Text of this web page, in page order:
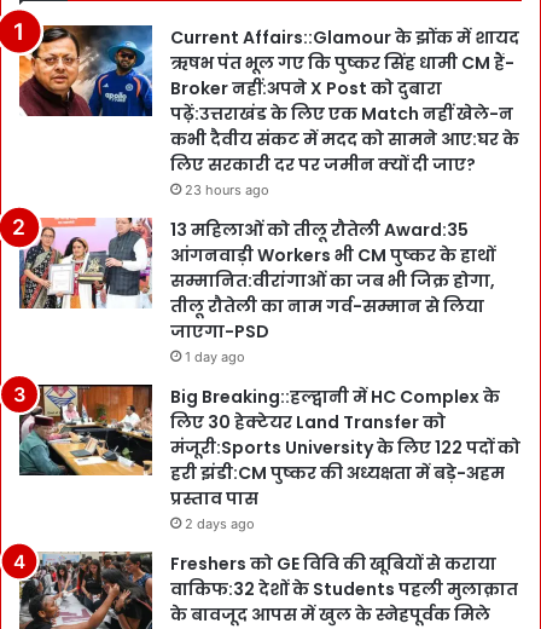
Current Affairs::Glamour के झोंक में शायद
ऋषभ पंत भूल गए कि पुष्कर सिंह धामी CM हैं-
Broker नहीं:अपने X Post को दुबारा
पढ़ें:उत्तराखंड के लिए एक Match नहीं खेले-न
कभी दैवीय संकट में मदद को सामने आए:घर के
लिए सरकारी दर पर जमीन क्यों दी जाए?
23 hours ago
13 महिलाओं को तीलू रौतेली Award:35
आंगनवाड़ी Workers भी CM पुष्कर के हाथों
सम्मानित:वीरांगाओं का जब भी जिक्र होगा,
तीलू रौतेली का नाम गर्व-सम्मान से लिया
जाएगा-PSD
1 day ago
Big Breaking::हल्द्वानी में HC Complex के
लिए 30 हेक्टेयर Land Transfer को
मंजूरी:Sports University के लिए 122 पदों को
हरी झंडी:CM पुष्कर की अध्यक्षता में बड़े-अहम
प्रस्ताव पास
2 days ago
Freshers को GE विवि की खूबियों से कराया
वाकिफ:32 देशों के Students पहली मुलाक़ात
के बावजूद आपस में खुल के स्नेहपूर्वक मिले